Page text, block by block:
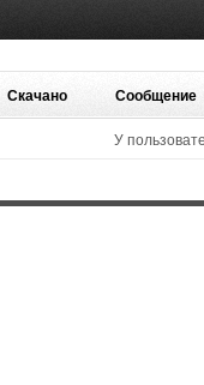
Скачано Сообщение
У